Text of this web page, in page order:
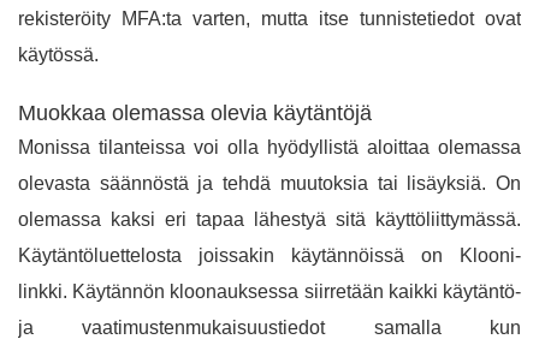
rekisteröity MFA:ta varten, mutta itse tunnistetiedot ovat
käytössä.
Muokkaa olemassa olevia käytäntöjä
Monissa tilanteissa voi olla hyödyllistä aloittaa olemassa
olevasta säännöstä ja tehdä muutoksia tai lisäyksiä. On
olemassa kaksi eri tapaa lähestyä sitä käyttöliittymässä.
Käytäntöluettelosta joissakin käytännöissä on Klooni-
linkki. Käytännön kloonauksessa siirretään kaikki käytäntö-
ja vaatimustenmukaisuustiedot samalla kun